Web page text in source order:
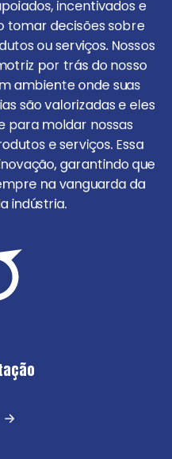
incentivados e
tomar decisões sobre
ou serviços. Nossos
por trás do nosso
ambiente onde suas
são valorizadas e eles
para moldar nossas
e serviços. Essa
garantindo que
na vanguarda da
indústria.